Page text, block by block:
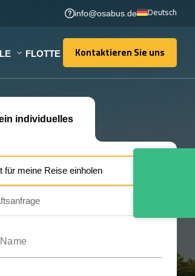
info@osabus.de Deutsch
FLOTTE Kontaktieren Sie uns
Kontaktieren Sie uns
individuelles
für meine Reise einholen